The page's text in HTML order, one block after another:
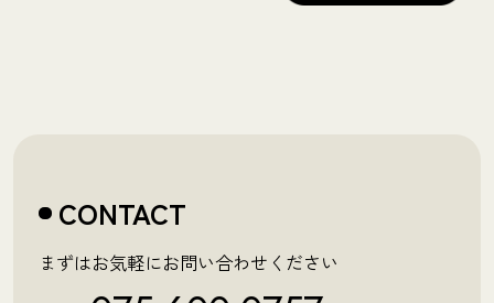
CONTACT
まずはお気軽にお問い合わせください